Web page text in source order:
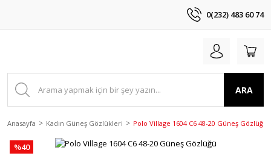
0(232) 483 60 74
ARA
Anasayfa Kadın Güneş Gözlükleri Polo Village 1604 C6 48-20 Güneş Gözlüğü
%40